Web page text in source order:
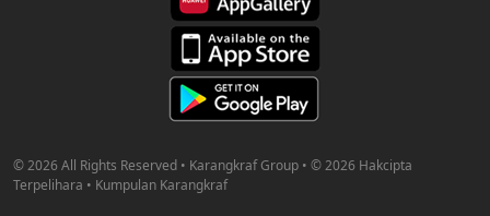
© 2026 All Rights Reserved • Karangkraf Group • © 2026 Hakcipta
Terpelihara • Kumpulan Karangkraf